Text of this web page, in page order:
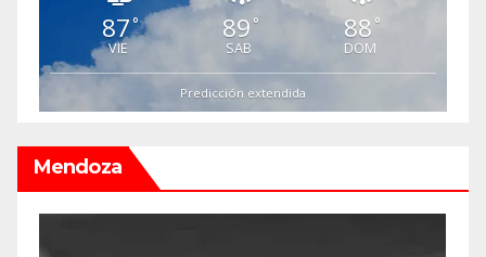
87 °
VIE
89 °
SAB
88 °
DOM
Predicción extendida
Mendoza